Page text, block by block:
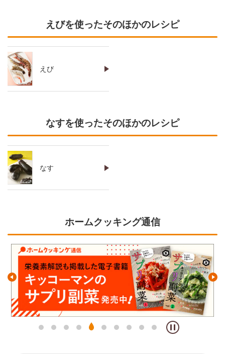
えびを使ったそのほかのレシピ
えび
なすを使ったそのほかのレシピ
なす
ホームクッキング通信